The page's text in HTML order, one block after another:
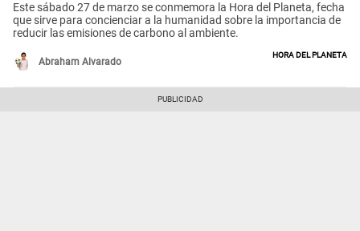
Este sábado 27 de marzo se conmemora la Hora del Planeta, fecha
que sirve para concienciar a la humanidad sobre la importancia de
reducir las emisiones de carbono al ambiente.
Abraham Alvarado
Hora del Planeta